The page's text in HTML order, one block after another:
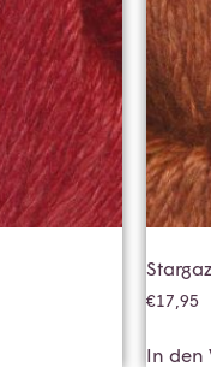
€17,95
In den